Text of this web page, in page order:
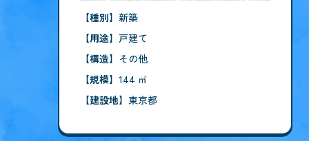
【種別】 新築
【用途】 戸建て
【構造】 その他
【規模】 144 ㎡
【建設地】 東京都